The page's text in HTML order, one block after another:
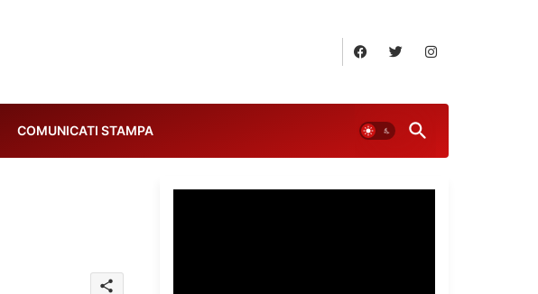
COMUNICATI STAMPA
share